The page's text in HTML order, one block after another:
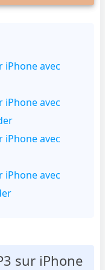
iPhone avec
iPhone avec
iPhone avec
iPhone avec
sur iPhone